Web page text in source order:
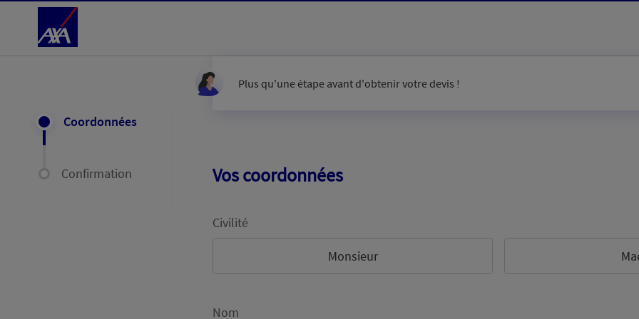
Accéder au Contenu
Coordonnées
Confirmation
Plus qu'une étape avant d'obtenir votre devis !
Vos coordonnées
Civilité
Monsieur
Nom